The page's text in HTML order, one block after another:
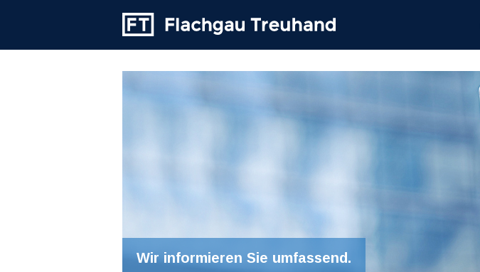
Wir informieren Sie umfassend.